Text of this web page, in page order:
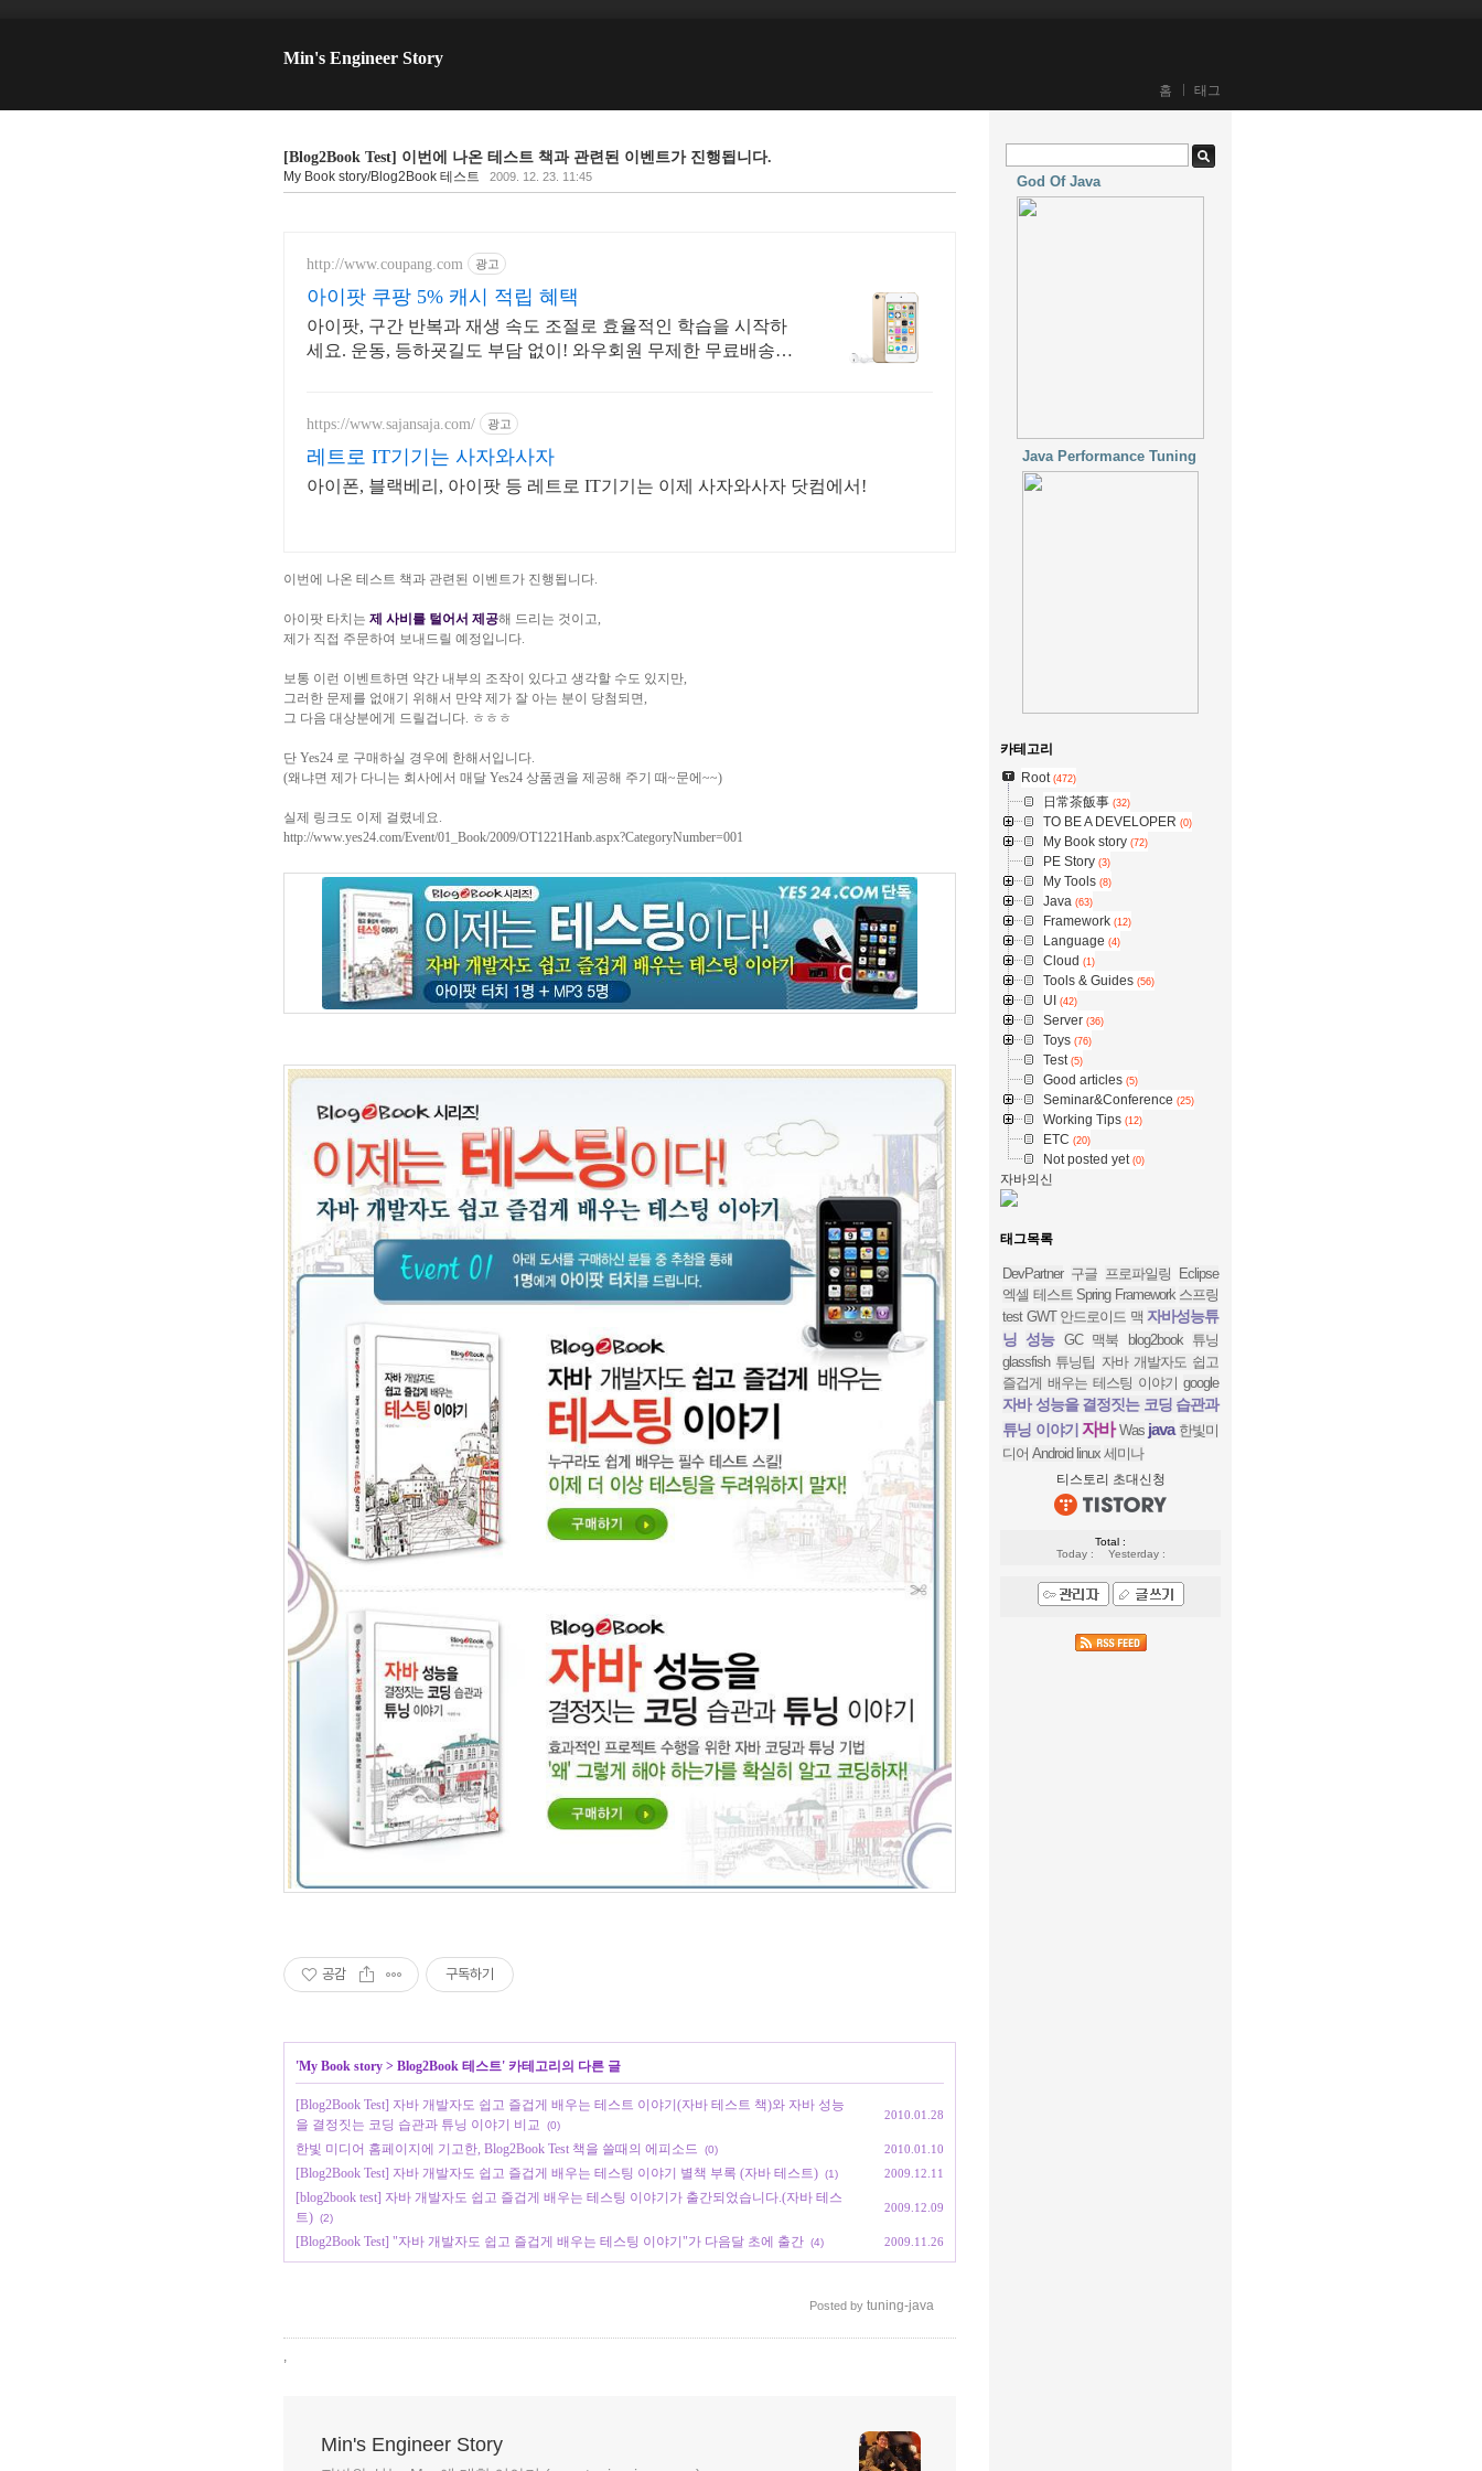
Min's Engineer Story
홈 태그
[Blog2Book Test] 이번에 나온 테스트 책과 관련된 이벤트가 진행됩니다.
My Book story/Blog2Book 테스트 2009. 12. 23. 11:45
http://www.coupang.com 광고
아이팟 쿠팡 5% 캐시 적립 혜택
아이팟, 구간 반복과 재생 속도 조절로 효율적인 학습을 시작하
세요. 운동, 등하굣길도 부담 없이! 와우회원 무제한 무료배송으
https://www.sajansaja.com/ 광고
레트로 IT기기는 사자와사자
아이폰, 블랙베리, 아이팟 등 레트로 IT기기는 이제 사자와사자 닷컴에서!
이번에 나온 테스트 책과 관련된 이벤트가 진행됩니다.
아이팟 타치는 제 사비를 털어서 제공해 드리는 것이고,
제가 직접 주문하여 보내드릴 예정입니다.
보통 이런 이벤트하면 약간 내부의 조작이 있다고 생각할 수도 있지만,
그러한 문제를 없애기 위해서 만약 제가 잘 아는 분이 당첨되면,
그 다음 대상분에게 드릴겁니다. ㅎㅎㅎ
단 Yes24 로 구매하실 경우에 한해서입니다.
(왜냐면 제가 다니는 회사에서 매달 Yes24 상품권을 제공해 주기 때~문에~~)
실제 링크도 이제 걸렸네요.
http://www.yes24.com/Event/01_Book/2009/OT1221Hanb.aspx?CategoryNumber=001
공감 구독하기
'My Book story > Blog2Book 테스트' 카테고리의 다른 글
[Blog2Book Test] 자바 개발자도 쉽고 즐겁게 배우는 테스트 이야기(자바 테스트 책)와 자바 성능
을 결정짓는 코딩 습관과 튜닝 이야기 비교
(0)
2010.01.28
한빛 미디어 홈페이지에 기고한, Blog2Book Test 책을 쓸때의 에피소드 (0) 2010.01.10
[Blog2Book Test] 자바 개발자도 쉽고 즐겁게 배우는 테스팅 이야기 별책 부록 (자바 테스트) (1) 2009.12.11
[blog2book test] 자바 개발자도 쉽고 즐겁게 배우는 테스팅 이야기가 출간되었습니다.(자바 테스
트) (2)
2009.12.09
[Blog2Book Test] "자바 개발자도 쉽고 즐겁게 배우는 테스팅 이야기"가 다음달 초에 출간 (4) 2009.11.26
Posted by tuning-java
Min's Engineer Story
God Of Java
Java Performance Tuning
카테고리
Root (472)
日常茶飯事 (32)
TO BE A DEVELOPER (0)
My Book story (72)
PE Story (3)
My Tools (8)
Java (63)
Framework (12)
Language (4)
Cloud (1)
Tools & Guides (56)
UI (42)
Server (36)
Toys (76)
Test (5)
Good articles (5)
Seminar&Conference (25)
Working Tips (12)
ETC (20)
Not posted yet (0)
자바의신
태그목록
DevPartner 구글 프로파일링 Eclipse
엑셀 테스트 Spring Framework 스프링
test GWT 안드로이드 맥 자바성능튜
닝 성능 GC 맥북 blog2book
튜닝
glassfish 튜닝팁 자바 개발자도 쉽고
즐겁게 배우는 테스팅 이야기 google
자바 성능을 결정짓는 코딩 습관과
튜닝 이야기 자바 Was java 한빛미
디어 Android linux 세미나
티스토리 초대신청
Total :
Today :
Yesterday :